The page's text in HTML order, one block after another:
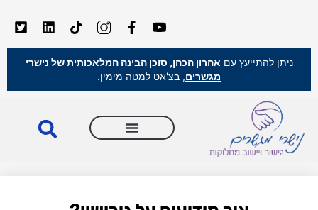
ניתן להתייעץ עם אהרון הכהן, סוכן הבינה המלאכותית של נישרי
מגשרים, בצ'אט למטה מימין.